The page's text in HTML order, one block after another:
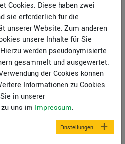
von Dalben mit GGU-
Cookies. Diese haben zwei
sie erforderlich für die
unserer Website. Zum anderen
unsere Inhalte für Sie
werden pseudonymisierte
gesammelt und ausgewertet.
der Cookies können
Informationen zu Cookies
in unserer
zu uns im Impressum.
Einstellungen